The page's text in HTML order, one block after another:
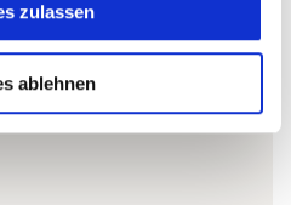
zulassen
ablehnen
Beratung durch